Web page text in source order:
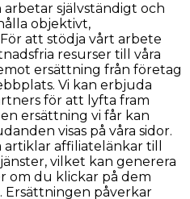
självständigt och
objektivt,
att stödja vårt arbete
resurser till våra
ersättning från företag
Vi kan erbjuda
för att lyfta fram
ersättning vi får kan
visas på våra sidor.
artiklar affiliatelänkar till
vilket kan generera
om du klickar på dem
påverkar